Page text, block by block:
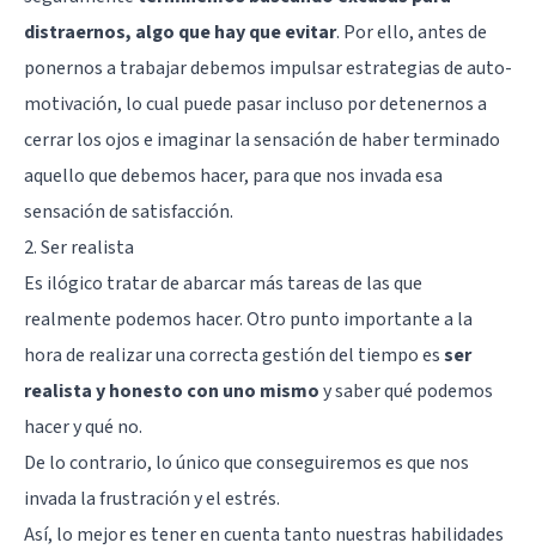
distraernos, algo que hay que evitar. Por ello, antes de
ponernos a trabajar debemos impulsar estrategias de auto-
motivación, lo cual puede pasar incluso por detenernos a
cerrar los ojos e imaginar la sensación de haber terminado
aquello que debemos hacer, para que nos invada esa
sensación de satisfacción.
2. Ser realista
Es ilógico tratar de abarcar más tareas de las que
realmente podemos hacer. Otro punto importante a la
hora de realizar una correcta gestión del tiempo esser
realista y honesto con uno mismoy saber qué podemos
hacer y qué no.
De lo contrario, lo único que conseguiremos es que nos
invada la frustración y el estrés.
Así, lo mejor es tener en cuenta tanto nuestras habilidades